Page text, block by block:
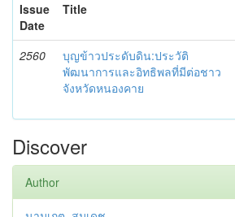
Issue
Date
Title
2560
บุญข้าวประดับดิน:ประวัติ
พัฒนาการและอิทธิพลที่มีต่อชาว
จังหวัดหนองคาย
Discover
Author